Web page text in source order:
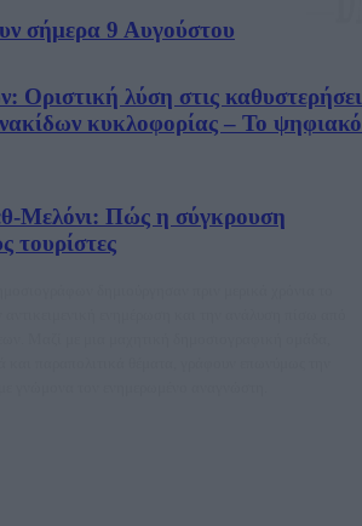
σήμερα 9 Αυγούστου
λύση στις
κυκλοφορίας – Το ψηφιακό
Μελόνι: Πώς η σύγκρουση
τουρίστες